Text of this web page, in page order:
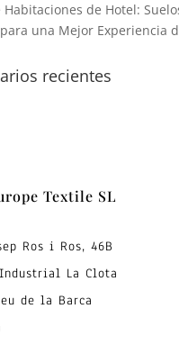
Habitaciones de Hotel:
una Mejor Experiencia
recientes
Textile SL
Ros i Ros, 46B
La Clota
de la Barca